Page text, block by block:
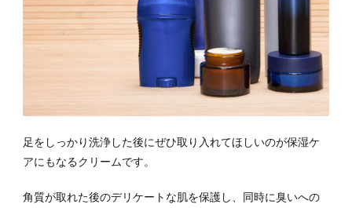
足をしっかり洗浄した後にぜひ取り入れてほしいのが保湿ケ
アにもなるクリームです。
角質が取れた後のデリケートな肌を保護し、同時に臭いへの